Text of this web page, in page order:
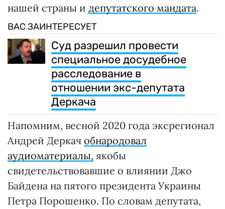
нашей страны и депутатского мандата.
ВАС ЗАИНТЕРЕСУЕТ
Суд разрешил провести
специальное досудебное
расследование в
отношении экс-депутата
Деркача
Напомним, весной 2020 года эксрегионал
Андрей Деркач обнародовал
аудиоматериалы, якобы
свидетельствовавшие о влиянии Джо
Байдена на пятого президента Украины
Петра Порошенко. По словам депутата,